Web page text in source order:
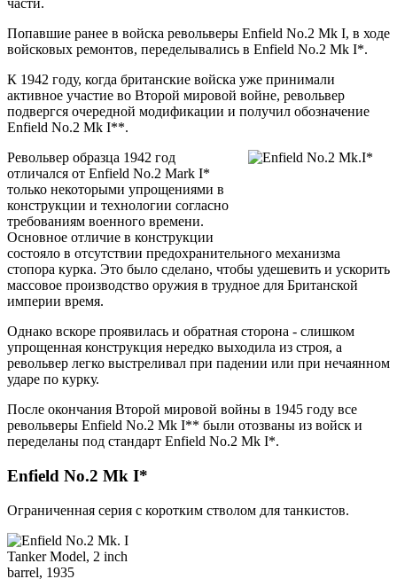
части.
Попавшие ранее в войска револьверы Enfield No.2 Mk I, в ходе
войсковых ремонтов, переделывались в Enfield No.2 Mk I*.
К 1942 году, когда британские войска уже принимали
активное участие во Второй мировой войне, револьвер
подвергся очередной модификации и получил обозначение
Enfield No.2 Mk I**.
Револьвер образца 1942 год
отличался от Enfield No.2 Mark I*
только некоторыми упрощениями в
конструкции и технологии согласно
требованиям военного времени.
Основное отличие в конструкции
состояло в отсутствии предохранительного механизма
стопора курка. Это было сделано, чтобы удешевить и ускорить
массовое производство оружия в трудное для Британской
империи время.
Однако вскоре проявилась и обратная сторона - слишком
упрощенная конструкция нередко выходила из строя, а
револьвер легко выстреливал при падении или при нечаянном
ударе по курку.
После окончания Второй мировой войны в 1945 году все
револьверы Enfield No.2 Mk I** были отозваны из войск и
переделаны под стандарт Enfield No.2 Mk I*.
Enfield No.2 Mk I*
Ограниченная серия с коротким стволом для танкистов.